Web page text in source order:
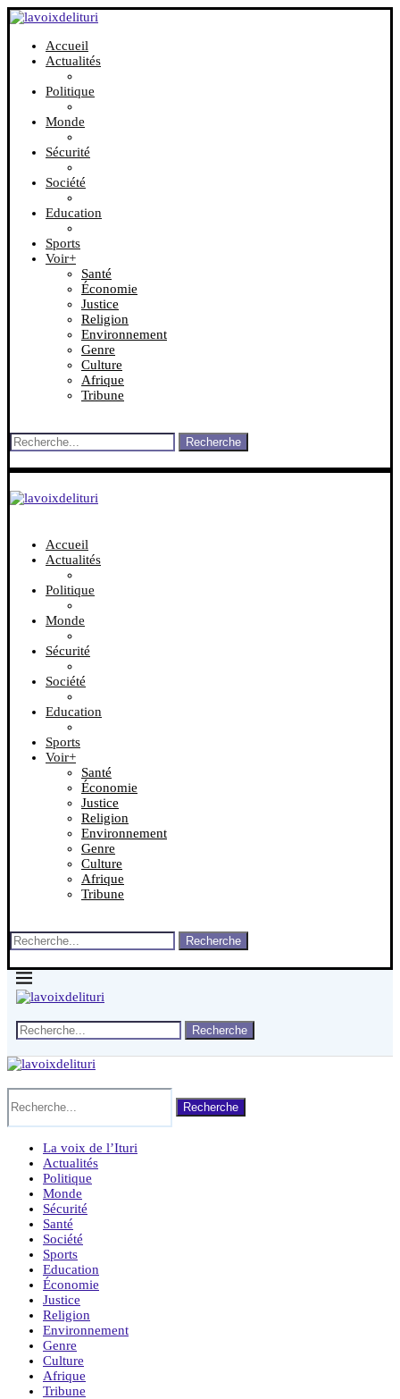
Accueil
Actualités
Politique
Monde
Sécurité
Société
Education
Sports
Voir+
Santé
Économie
Justice
Religion
Environnement
Genre
Culture
Afrique
Tribune
Recherche
Accueil
Actualités
Politique
Monde
Sécurité
Société
Education
Sports
Voir+
Santé
Économie
Justice
Religion
Environnement
Genre
Culture
Afrique
Tribune
Recherche
Recherche
Recherche
La voix de l’Ituri
Actualités
Politique
Monde
Sécurité
Santé
Société
Sports
Education
Économie
Justice
Religion
Environnement
Genre
Culture
Afrique
Tribune